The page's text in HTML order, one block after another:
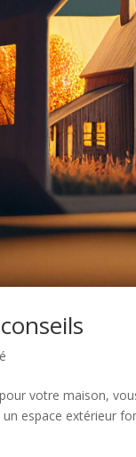
votre maison,
espace extérieur